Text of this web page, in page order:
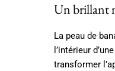
Un brillant
La peau de
l’intérieur
transformer